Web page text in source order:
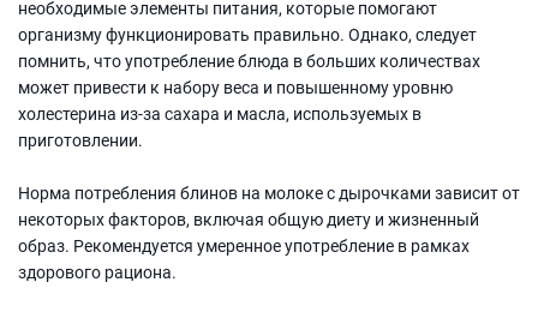
необходимые элементы питания, которые помогают
организму функционировать правильно. Однако, следует
помнить, что употребление блюда в больших количествах
может привести к набору веса и повышенному уровню
холестерина из-за сахара и масла, используемых в
приготовлении.
Норма потребления блинов на молоке с дырочками зависит от
некоторых факторов, включая общую диету и жизненный
образ. Рекомендуется умеренное употребление в рамках
здорового рациона.